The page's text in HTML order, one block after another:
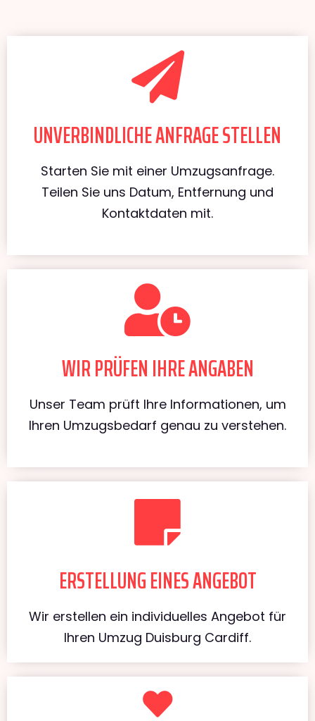
UNVERBINDLICHE ANFRAGE STELLEN
Starten Sie mit einer Umzugsanfrage.
Teilen Sie uns Datum, Entfernung und
Kontaktdaten mit.
WIR PRÜFEN IHRE ANGABEN
Unser Team prüft Ihre Informationen, um
Ihren Umzugsbedarf genau zu verstehen.
ERSTELLUNG EINES ANGEBOT
Wir erstellen ein individuelles Angebot für
Ihren Umzug Duisburg Cardiff.